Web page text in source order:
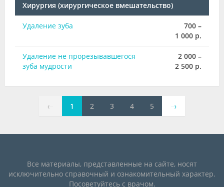
Хирургия (хирургическое вмешательство)
Удаление зуба
700 –
1 000 р.
Удаление не прорезывавшегося
зуба мудрости
2 000 –
2 500 р.
← 1 2 3 4 5 →
Все материалы, представленные на сайте, носят
исключительно справочный и ознакомительный характер.
Посоветуйтесь с врачом.